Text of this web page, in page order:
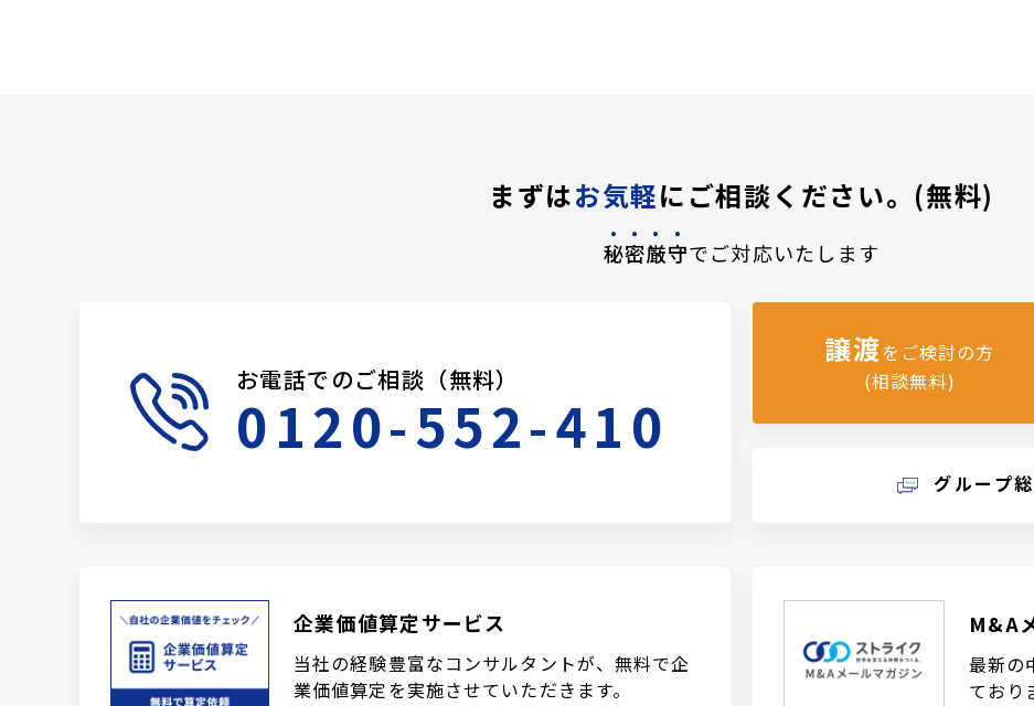
まずはお気軽にご相談ください。(無料)
秘密厳守でご対応いたします
お電話でのご相談（無料）
0120-552-410
譲渡をご検討の方
(相談無料)
グループ
企業価値算定サービス
当社の経験豊富なコンサルタントが、無料で企
業価値算定を実施させていただきます。
M&A
最新の
ており